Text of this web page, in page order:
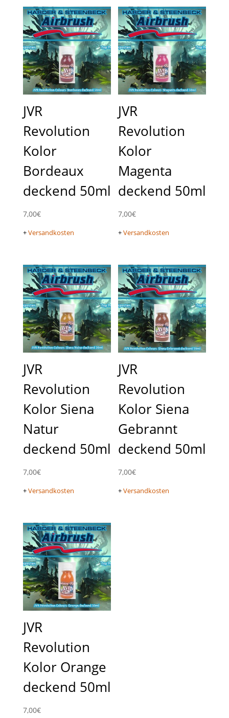
JVR
Revolution
Kolor
Bordeaux
deckend 50ml
7,00€
+Versandkosten
JVR
Revolution
Kolor
Magenta
deckend 50ml
7,00€
+Versandkosten
JVR
Revolution
Kolor Siena
Natur
deckend 50ml
7,00€
+Versandkosten
JVR
Revolution
Kolor Siena
Gebrannt
deckend 50ml
7,00€
+Versandkosten
JVR
Revolution
Kolor Orange
deckend 50ml
7,00€